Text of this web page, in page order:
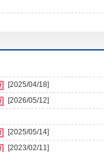
[2025/04/18]
[2026/05/12]
[2025/05/14]
[2023/02/11]